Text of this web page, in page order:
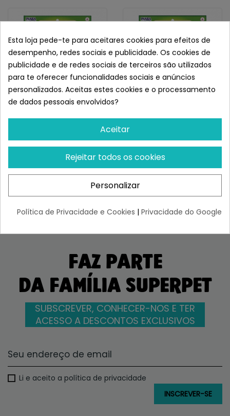
INABA
Pollo Con Salmón
¡Últimas produtos!
INABA
Churu Dog Receta De
Pollo
¡Últimas produtos!
FAZ PARTE
DA FAMÍLIA SUPERPET
SUBSCREVER, CONHECER-NOS E TER
ACESSO A DESCONTOS EXCLUSIVOS
Li e aceito a política de privacidade
Esta loja pede-te para aceitares cookies para efeitos de
desempenho, redes sociais e publicidade. Os cookies de
publicidade e de redes sociais de terceiros são utilizados
para te oferecer funcionalidades sociais e anúncios
personalizados. Aceitas estes cookies e o processamento
de dados pessoais envolvidos?
Aceitar
Rejeitar todos os cookies
Personalizar
Política de Privacidade e Cookies | Privacidade do Google